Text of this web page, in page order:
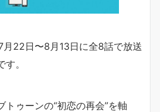
22日〜8月13日に全8話で放送
す。
トゥーンの“初恋の再会”を軸